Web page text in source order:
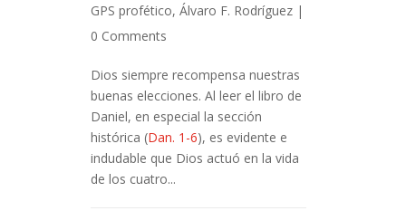
GPS profético, Álvaro F. Rodríguez |
0 Comments
Dios siempre recompensa nuestras
buenas elecciones. Al leer el libro de
Daniel, en especial la sección
histórica (Dan. 1-6), es evidente e
indudable que Dios actuó en la vida
de los cuatro...